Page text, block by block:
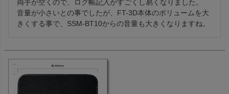
両手が空くので、ログ帳記入がすごくし易くなりました。
音量が小さいとの事でしたが、FT-3D本体のボリュームを大